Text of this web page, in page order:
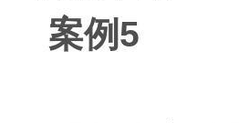
案例5